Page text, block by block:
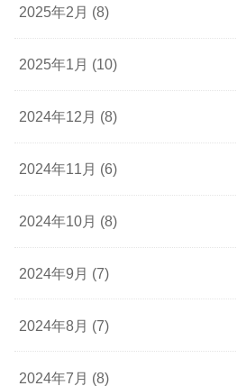
2025年2月 (8)
2025年1月 (10)
2024年12月 (8)
2024年11月 (6)
2024年10月 (8)
2024年9月 (7)
2024年8月 (7)
2024年7月 (8)